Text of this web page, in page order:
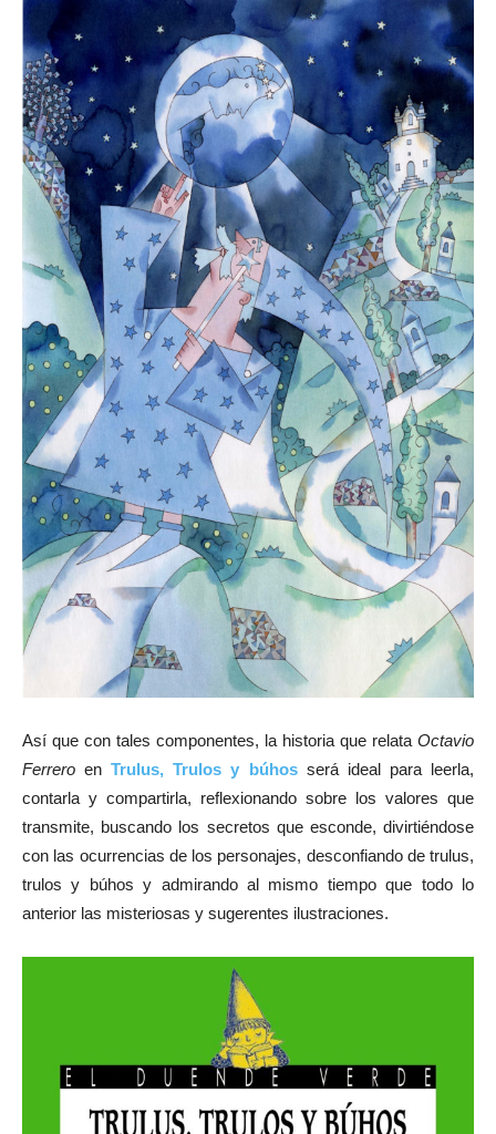
Así que con tales componentes, la historia que relata Octavio
FerreroenTrulus, Trulos y búhos será ideal para leerla,
contarla y compartirla, reflexionando sobre los valores que
transmite, buscando los secretos que esconde, divirtiéndose
con las ocurrencias de los personajes, desconfiando de trulus,
trulos y búhos y admirando al mismo tiempo que todo lo
anterior las misteriosas y sugerentes ilustraciones.